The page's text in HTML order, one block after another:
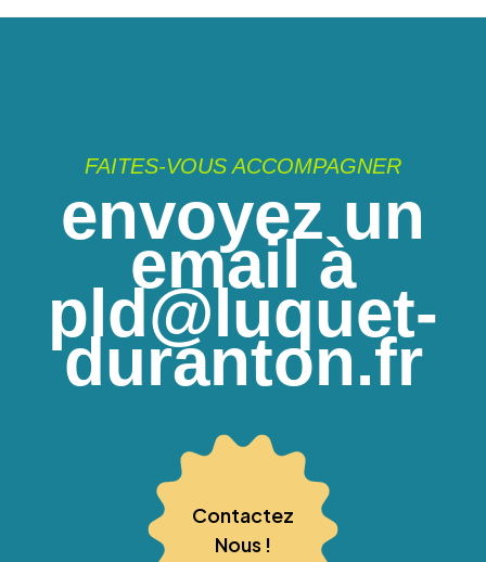
FAITES-VOUS ACCOMPAGNER
envoyez un
email à
pld@luquet-
duranton.fr
Contactez
Nous !